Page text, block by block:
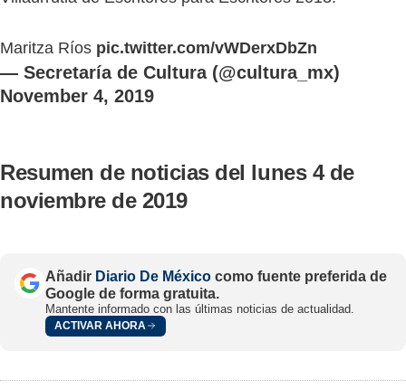
Maritza Ríos pic.twitter.com/vWDerxDbZn
— Secretaría de Cultura (@cultura_mx)
November 4, 2019
Resumen de noticias del lunes 4 de
noviembre de 2019
Añadir Diario De México como fuente preferida de
Google de forma gratuita.
Mantente informado con las últimas noticias de actualidad.
ACTIVAR AHORA